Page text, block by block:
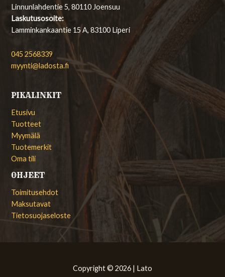
Linnunlahdentie 5, 80110 Joensuu
Laskutusosoite:
Lamminkankaantie 15 A, 83100 Liperi
045 2568339
myynti@ladosta.fi
PIKALINKIT
Etusivu
Tuotteet
Myymälä
Tuotemerkit
Oma tili
OHJEET
Toimitusehdot
Maksutavat
Tietosuojaseloste
Copyright © 2026 | Lato